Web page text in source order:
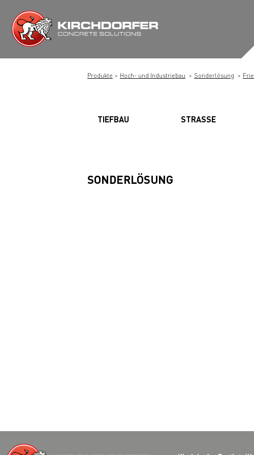
Inhalt
springen
Produkte Hoch- und Industriebau Sonderlösung
TIEFBAU STRASSE
SONDERLÖSUNG